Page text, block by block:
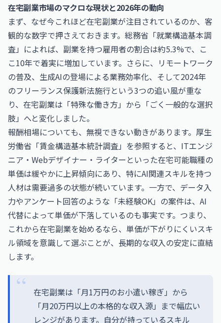
在宅副業市場のマクロな現状と2026年の動向
まず、なぜ今これほど在宅副業が注目されているのか、客
観的な数字で押さえておきます。総務省「就業構造基本調
査」によれば、副業を持つ雇用者の割合は約5.3%で、こ
こ10年で着実に増加しています。さらに、リモートワーク
の普及、生成AIの登場による業務効率化、そして2024年
のフリーランス保護新法施行という3つの追い風が重な
り、在宅副業は「特殊な働き方」から「ごく一般的な選択
肢」へと変化しました。
報酬相場についても、無視できない動きがあります。厚生
労働省「賃金構造基本統計調査」を参照すると、ITエンジ
ニア・Webデザイナー・ライターといった在宅可能職種の
単価は緩やかに上昇傾向にあり、特にAI関連スキルを持つ
人材は需要過多の状態が続いています。一方で、データ入
力やアンケート回答のような「未経験OK」の案件は、AI
代替によって単価が下落しているのも事実です。つまり、
これから在宅副業を始めるなら、単価が下がりにくいスキ
ル領域を意識して選ぶことが、長期的な収入の安定に直結
します。
在宅副業は「月1万円のお小遣い稼ぎ」から
「月20万円以上の本格的な収入源」まで幅広い
レンジがあります。自分が持っているスキル